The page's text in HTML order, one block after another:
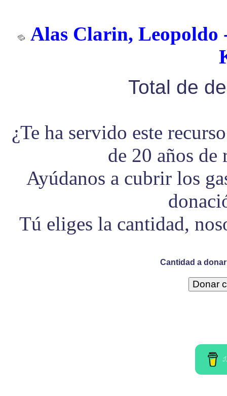
Alas Clarin, Leopoldo
Total de
¿Te ha servido este
de 20 años
Ayúdanos a cubrir los
Tú eliges la cantidad,
Cantidad a